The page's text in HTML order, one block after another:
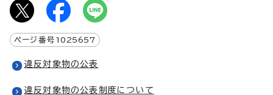
ページ番号 1025657
違反対象物の公表
違反対象物の公表制度について